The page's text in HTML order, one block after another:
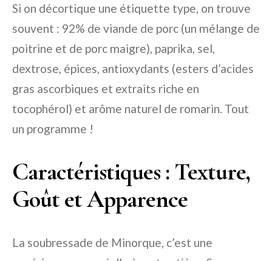
Si on décortique une étiquette type, on trouve
souvent : 92% de viande de porc (un mélange de
poitrine et de porc maigre), paprika, sel,
dextrose, épices, antioxydants (esters d’acides
gras ascorbiques et extraits riche en
tocophérol) et arôme naturel de romarin. Tout
un programme !
Caractéristiques : Texture,
Goût et Apparence
La soubressade de Minorque, c’est une